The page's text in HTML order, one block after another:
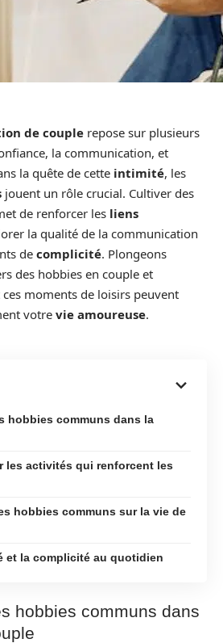
de couple repose sur plusieurs
la communication, et
la quête de cette intimité, les
jouent un rôle crucial. Cultiver des
de renforcer les liens
la qualité de la communication
de complicité. Plongeons
des hobbies en couple et
moments de loisirs peuvent
votre vie amoureuse.
hobbies communs dans la
les activités qui renforcent les
hobbies communs sur la vie de
et la complicité au quotidien
hobbies communs dans